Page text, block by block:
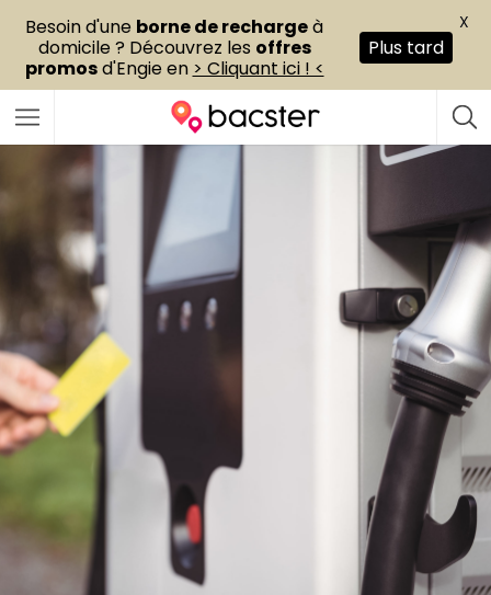
Besoin d'une borne de rechargeà
domicile ? Découvrez les offres
promosd'Engie en > Cliquant ici ! <
Plus tard
X